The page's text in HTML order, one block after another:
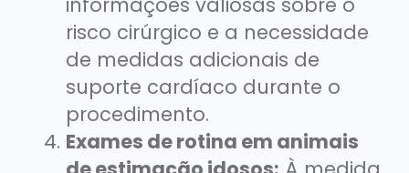
risco cirúrgico e a necessidade
de medidas adicionais de
suporte cardíaco durante o
procedimento.
Exames de rotina em animais